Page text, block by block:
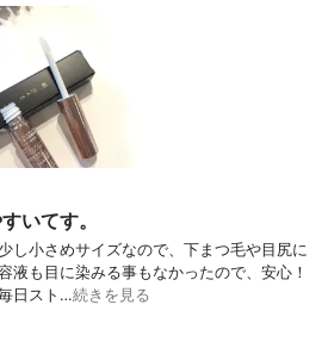
いてす。
し小さめサイズなので、下まつ毛や目尻に
液も目に染みる事もなかったので、安心！
日スト…続きを見る